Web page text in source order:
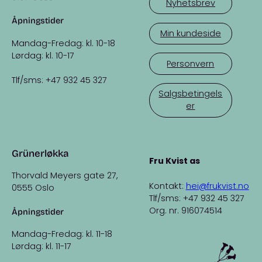
Åpningstider
Mandag-Fredag: kl. 10-18
Lørdag: kl. 10-17
Tlf/sms: +47 932 45 327
Grünerløkka
Thorvald Meyers gate 27,
0555 Oslo
Åpningstider
Mandag-Fredag: kl. 11-18
Lørdag: kl. 11-17
Nyhetsbrev
Min kundeside
Personvern
Salgsbetingels
er
Fru Kvist as
Kontakt: hei@frukvist.no
Tlf/sms: +47 932 45 327
Org. nr. 916074514